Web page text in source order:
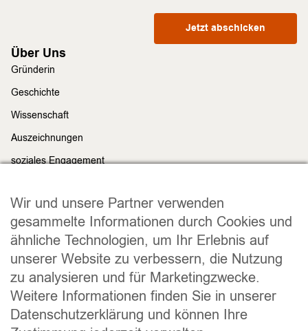
Jetzt abschicken
Über Uns
Gründerin
Geschichte
Wissenschaft
Auszeichnungen
soziales Engagement
Rechtliches
Impressum
Datenschutz
Widerrufsrecht
Allgemeine Geschäftsbedingungen
Versand und Lieferung
Wir und unsere Partner verwenden
gesammelte Informationen durch Cookies und
ähnliche Technologien, um Ihr Erlebnis auf
unserer Website zu verbessern, die Nutzung
zu analysieren und für Marketingzwecke.
Weitere Informationen finden Sie in unserer
Datenschutzerklärung und können Ihre